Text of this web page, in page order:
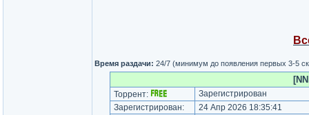
Время раздачи: 24/7 (минимум до появления первых 3-5
Торрент:
Зарегистрирован
Зарегистрирован:
24 Апр 2026 18:35:41